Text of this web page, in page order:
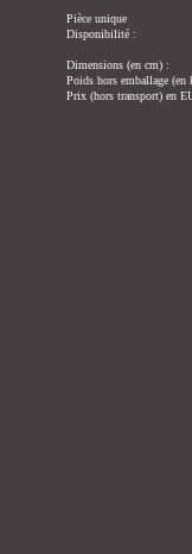
Pièce unique
Disponibilité :
Dimensions (en cm) :
Poids hors emballage (en
Prix (hors transport) en